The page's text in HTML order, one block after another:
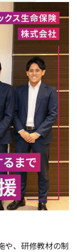
や、研修教材の制